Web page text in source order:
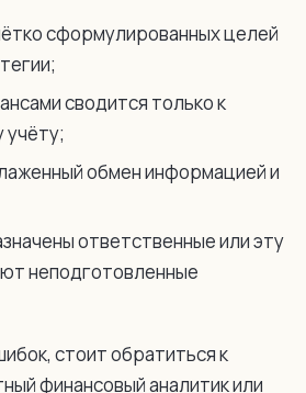
сформулированных целей
сводится только к
учёту;
обмен информацией и
ответственные или эту
неподготовленные
стоит обратиться к
финансовый аналитик или